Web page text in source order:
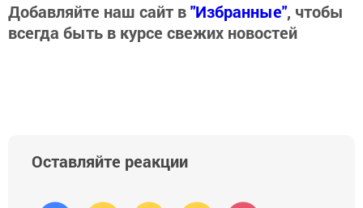
Добавляйте наш сайт в"Избранные", чтобы
всегда быть в курсе свежих новостей
Оставляйте реакции